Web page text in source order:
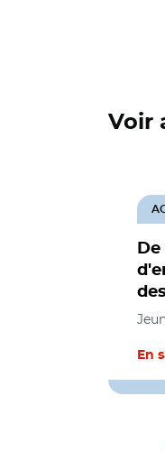
Voir
En